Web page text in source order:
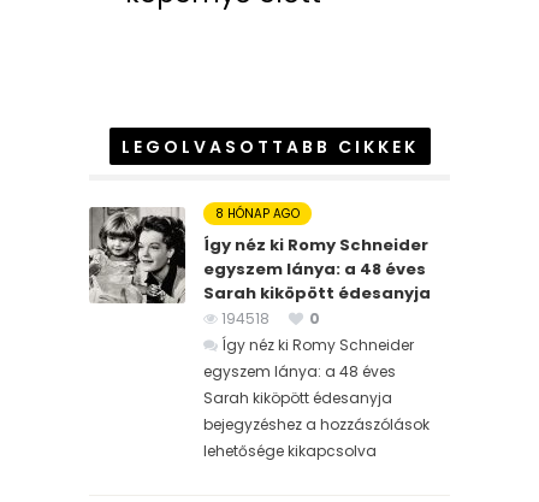
LEGOLVASOTTABB CIKKEK
8 HÓNAP AGO
Így néz ki Romy Schneider
egyszem lánya: a 48 éves
Sarah kiköpött édesanyja
194518
0
Így néz ki Romy Schneider
egyszem lánya: a 48 éves
Sarah kiköpött édesanyja
bejegyzéshez a hozzászólások
lehetősége kikapcsolva